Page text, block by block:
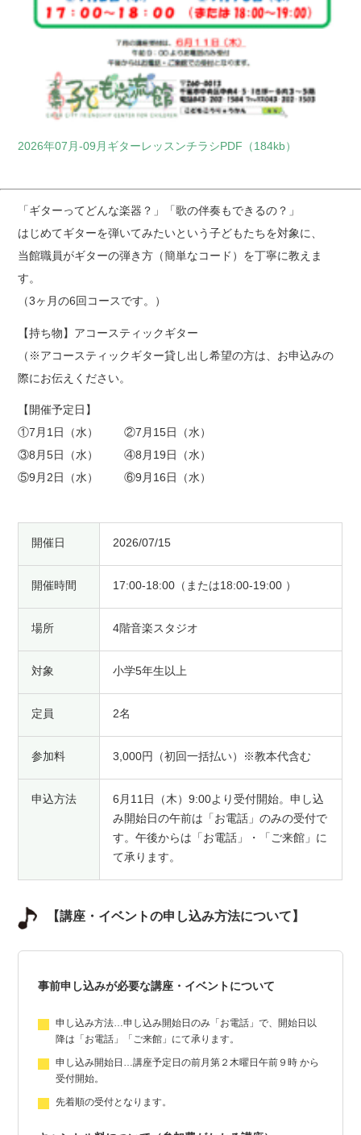
2026年07月-09月ギターレッスンチラシPDF（184kb）
「ギターってどんな楽器？」「歌の伴奏もできるの？」
はじめてギターを弾いてみたいという子どもたちを対象に、
当館職員がギターの弾き方（簡単なコード）を丁寧に教えま
す。
（3ヶ月の6回コースです。）
【持ち物】アコースティックギター
（※アコースティックギター貸し出し希望の方は、お申込みの
際にお伝えください。
【開催予定日】
①7月1日（水） ②7月15日（水）
③8月5日（水） ④8月19日（水）
⑤9月2日（水） ⑥9月16日（水）
開催日 2026/07/15
開催時間 17:00-18:00（または18:00-19:00 ）
場所 4階音楽スタジオ
対象 小学5年生以上
定員 2名
参加料 3,000円（初回一括払い）※教本代含む
申込方法
6月11日（木）9:00より受付開始。申し込
み開始日の午前は「お電話」のみの受付で
す。午後からは「お電話」・「ご来館」に
て承ります。
【講座・イベントの申し込み方法について】
事前申し込みが必要な講座・イベントについて
申し込み方法…申し込み開始日のみ「お電話」で、開始日以
降は「お電話」「ご来館」にて承ります。
申し込み開始日…講座予定日の前月第２木曜日午前９時 から
受付開始。
先着順の受付となります。